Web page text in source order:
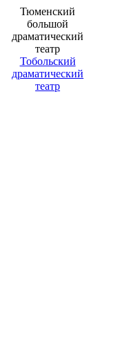
Тюменский
большой
драматический
театр
Тобольский
драматический
театр